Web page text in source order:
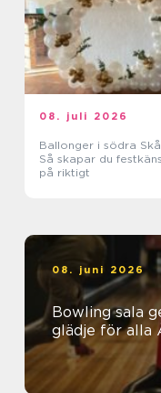
08. juli 2026
Ballonger i södra
Så skapar du
på riktigt
08. juni 2026
Bowling sala
glädje för alla